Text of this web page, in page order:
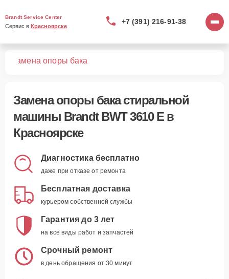
Brandt Service Center
Сервис в Красноярске
+7 (391) 216-91-38
Замена опоры бака
Замена опоры бака стиральной
машины Brandt BWT 3610 E в
Красноярске
Диагностика бесплатно
даже при отказе от ремонта
Бесплатная доставка
курьером собственной службы
Гарантия до 3 лет
на все виды работ и запчастей
Срочный ремонт
в день обращения от 30 минут